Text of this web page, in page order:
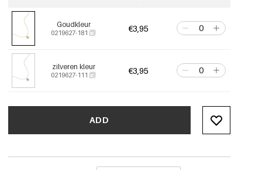
Goudkleur
0219627-181 €3,95
zilveren kleur
0219627-111 €3,95
ADD